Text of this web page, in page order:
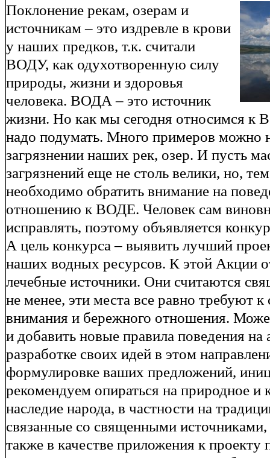
Поклонение рекам, озерам и
источникам – это издревле в крови
у наших предков, т.к. считали
ВОДУ, как одухотворенную силу
природы, жизни и здоровья
человека. ВОДА – это источник
жизни. Но как мы сегодня относимся к
надо подумать. Много примеров можно
загрязнении наших рек, озер. И пусть
загрязнений еще не столь велики, но,
необходимо обратить внимание на
отношению к ВОДЕ. Человек сам
исправлять, поэтому объявляется
А цель конкурса – выявить лучший
наших водных ресурсов. К этой Акции
лечебные источники. Они считаются
не менее, эти места все равно требуют к
внимания и бережного отношения.
и добавить новые правила поведения
разработке своих идей в этом
формулировке ваших предложений,
рекомендуем опираться на природное и
наследие народа, в частности на
связанные со священными
также в качестве приложения к проекту